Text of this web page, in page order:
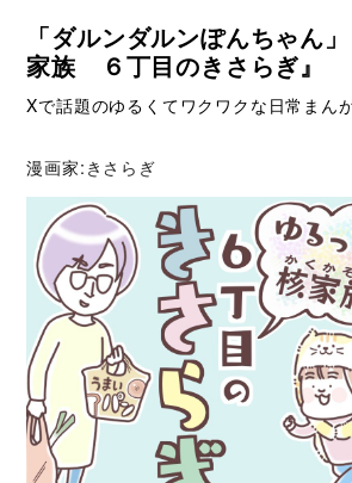
「ダルンダルンぽんちゃん
家族 ６丁目のきさらぎ』
Xで話題のゆるくてワクワクな日常ま
漫画家:きさらぎ